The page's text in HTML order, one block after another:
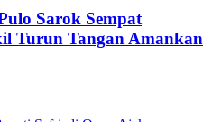
Sarok Sempat
Turun Tangan Amankan